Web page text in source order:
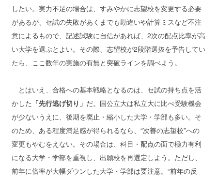
したい。実力不足の場合は、すみやかに志望校を変更する必要
があるが、セ試の失敗があくまでも勘違いや計算ミスなど不注
意によるもので、記述試験に自信があれば、2次の配点比率が高
い大学を選ぶとよい。その際、志望校が2段階選抜を予告してい
たら、ここ数年の実施の有無と突破ラインを調べよう。
とはいえ、合格への基本戦略となるのは、セ試の持ち点を活
かした 「先行逃げ切り」 だ。国公立大は私立大に比べ受験機会
が少ないうえに、後期を廃止・縮小した大学・学部も多い。そ
のため、ある程度満足感が得られるなら、“次善の志望校”への
変更もやむをえない。その場合は、科目・配点の面で極力有利
になる大学・学部を重視し、出願校を再選定しよう。ただし、
前年に倍率が大幅ダウンした大学・学部は要注意。“前年の反